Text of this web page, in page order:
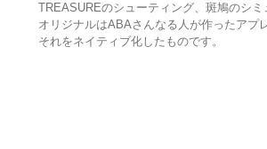
TREASUREのシューティング、斑鳩のシミ
オリジナルはABAさんなる人が作ったアプ
それをネイティブ化したものです。